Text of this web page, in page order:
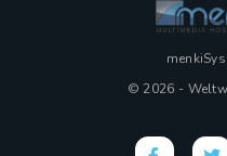
© 2026 -